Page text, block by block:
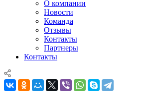
О компании
Новости
Команда
Отзывы
Контакты
Партнеры
Контакты